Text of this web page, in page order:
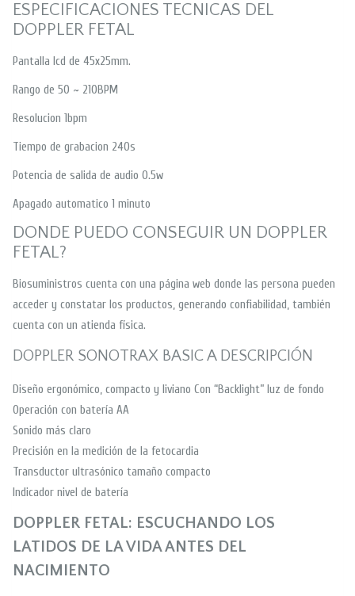
ESPECIFICACIONES TECNICAS DEL
DOPPLER FETAL
Pantalla lcd de 45x25mm.
Rango de 50 ~ 210BPM
Resolucion 1bpm
Tiempo de grabacion 240s
Potencia de salida de audio 0.5w
Apagado automatico 1 minuto
DONDE PUEDO CONSEGUIR UN DOPPLER
FETAL?
Biosuministros cuenta con una página web donde las persona pueden
acceder y constatar los productos, generando confiabilidad, también
cuenta con un atienda física.
DOPPLER SONOTRAX BASIC A DESCRIPCIÓN
Diseño ergonómico, compacto y liviano Con “Backlight” luz de fondo
Operación con batería AA
Sonido más claro
Precisión en la medición de la fetocardia
Transductor ultrasónico tamaño compacto
Indicador nivel de batería
DOPPLER FETAL: ESCUCHANDO LOS
LATIDOS DE LA VIDA ANTES DEL
NACIMIENTO